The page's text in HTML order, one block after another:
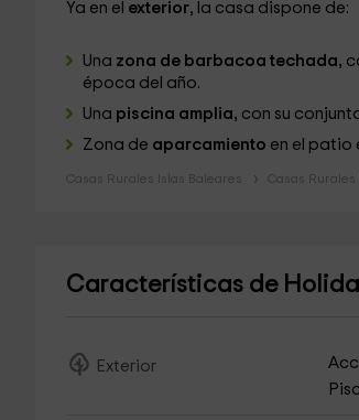
Ya en el exterior, la casa dispone de:
Una zona de barbacoa techada,
época del año.
Una piscina amplia, con su
Zona de aparcamiento en el patio
Casas Rurales Islas Baleares Casas Rurales
Características de
Exterior